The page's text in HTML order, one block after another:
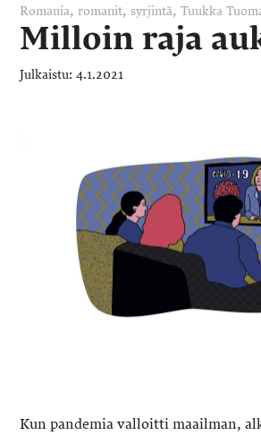
Romania,romanit,syrjintä,Tuukka
Milloin raja
4.1.2021
Kun pandemia valloitti maailman,